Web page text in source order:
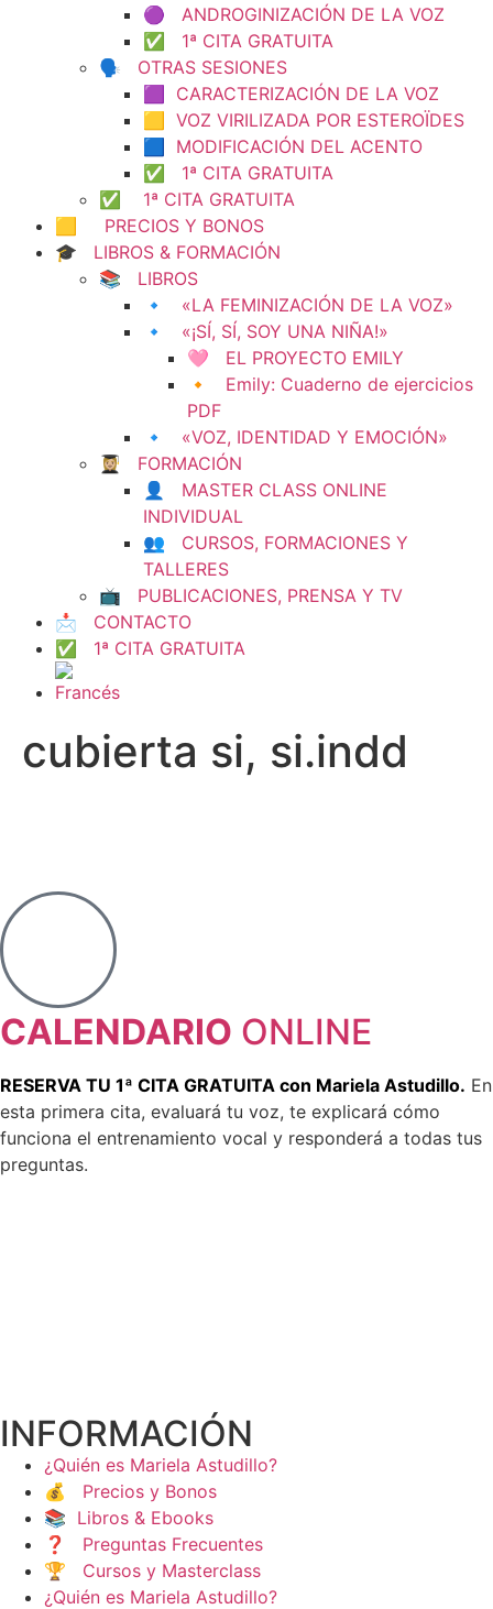
🟣 ANDROGINIZACIÓN DE LA VOZ
✅ 1ª CITA GRATUITA
🗣️ OTRAS SESIONES
🟪 CARACTERIZACIÓN DE LA VOZ
🟨 VOZ VIRILIZADA POR ESTEROÏDES
🟦 MODIFICACIÓN DEL ACENTO
✅ 1ª CITA GRATUITA
✅ 1ª CITA GRATUITA
🟨 PRECIOS Y BONOS
🎓 LIBROS & FORMACIÓN
📚 LIBROS
🔹 «LA FEMINIZACIÓN DE LA VOZ»
🔹 «¡SÍ, SÍ, SOY UNA NIÑA!»
🩷 EL PROYECTO EMILY
🔸 Emily: Cuaderno de ejercicios
PDF
🔹 «VOZ, IDENTIDAD Y EMOCIÓN»
👩🏼‍🎓 FORMACIÓN
👤 MASTER CLASS ONLINE
INDIVIDUAL
👥 CURSOS, FORMACIONES Y
TALLERES
📺 PUBLICACIONES, PRENSA Y TV
📩 CONTACTO
✅ 1ª CITA GRATUITA
cubierta si, si.indd
CALENDARIO ONLINE
RESERVA TU 1ª CITA GRATUITA con Mariela Astudillo. En
esta primera cita, evaluará tu voz, te explicará cómo
funciona el entrenamiento vocal y responderá a todas tus
preguntas.
INFORMACIÓN
¿Quién es Mariela Astudillo?
💰 Precios y Bonos
📚 Libros & Ebooks
❓ Preguntas Frecuentes
🏆 Cursos y Masterclass
¿Quién es Mariela Astudillo?